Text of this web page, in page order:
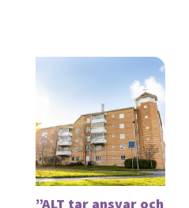
”ALT tar ansvar och